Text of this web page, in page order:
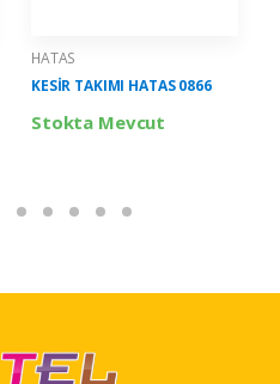
HATAS
KESİR TAKIMI HATAS 0866
Stokta Mevcut